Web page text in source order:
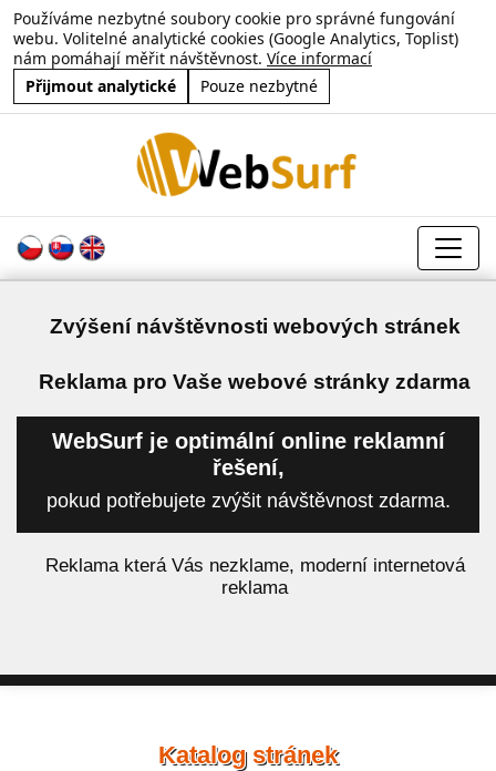
Používáme nezbytné soubory cookie pro správné fungování
webu. Volitelné analytické cookies (Google Analytics, Toplist)
nám pomáhají měřit návštěvnost. Více informací
Přijmout analytické
Pouze nezbytné
Zvýšení návštěvnosti webových stránek
Reklama pro Vaše webové stránky zdarma
WebSurf je optimální online reklamní
řešení,
pokud potřebujete zvýšit návštěvnost zdarma.
Reklama která Vás nezklame, moderní internetová
reklama
Katalog stránek